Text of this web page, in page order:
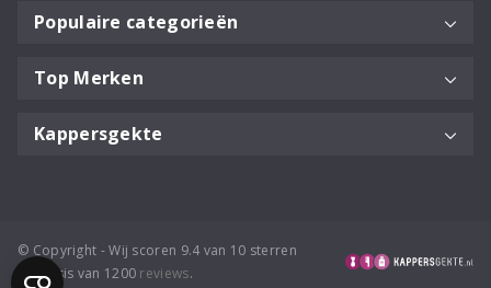
Populaire categorieën
Top Merken
Kappersgekte
© Copyright - Wij scoren 9.4 van 10 sterren
op basis van 1200 reviews.